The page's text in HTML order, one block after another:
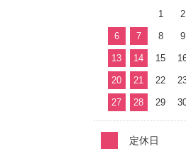
1
2
6 7 8 9
13 14 15
20 21 22
27 28 29
定休日